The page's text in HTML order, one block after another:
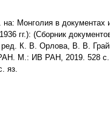
Монголия в документах
гг.): (Сборник
К. В. Орлова, В. В.
М.: ИВ РАН, 2019. 528 с.
яз.